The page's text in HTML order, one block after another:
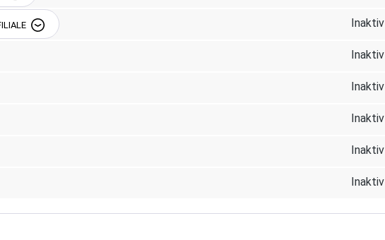
South, Seattle, WA
Str. 42, 12526
70
917471-70
Inaktiv
Inaktiv
Inaktiv
Inaktiv
Inaktiv
Inaktiv